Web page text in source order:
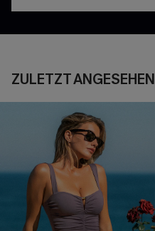
ZULETZT ANGESEHEN